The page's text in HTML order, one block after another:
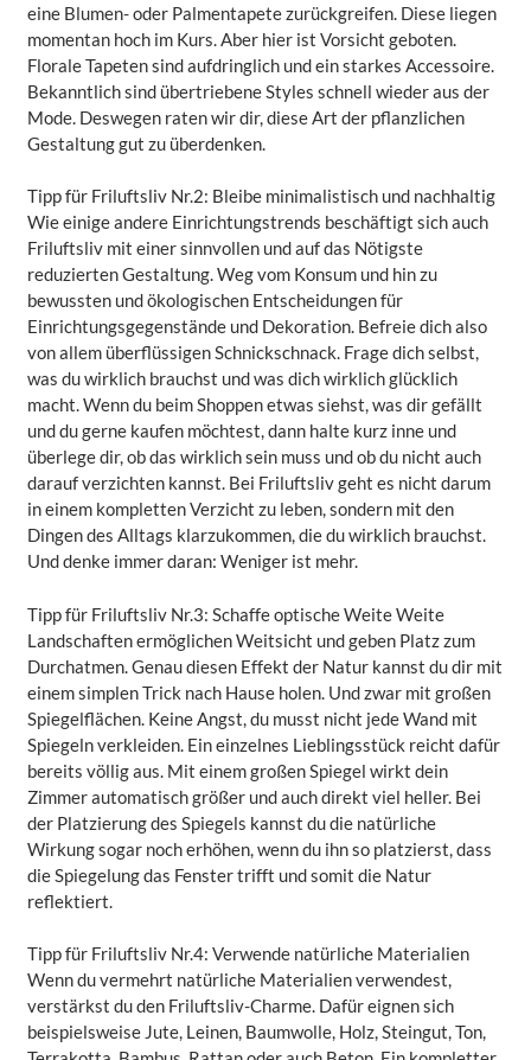
eine Blumen- oder Palmentapete zurückgreifen. Diese liegen
momentan hoch im Kurs. Aber hier ist Vorsicht geboten.
Florale Tapeten sind aufdringlich und ein starkes Accessoire.
Bekanntlich sind übertriebene Styles schnell wieder aus der
Mode. Deswegen raten wir dir, diese Art der pflanzlichen
Gestaltung gut zu überdenken.
Tipp für Friluftsliv Nr.2: Bleibe minimalistisch und nachhaltig
Wie einige andere Einrichtungstrends beschäftigt sich auch
Friluftsliv mit einer sinnvollen und auf das Nötigste
reduzierten Gestaltung. Weg vom Konsum und hin zu
bewussten und ökologischen Entscheidungen für
Einrichtungsgegenstände und Dekoration. Befreie dich also
von allem überflüssigen Schnickschnack. Frage dich selbst,
was du wirklich brauchst und was dich wirklich glücklich
macht. Wenn du beim Shoppen etwas siehst, was dir gefällt
und du gerne kaufen möchtest, dann halte kurz inne und
überlege dir, ob das wirklich sein muss und ob du nicht auch
darauf verzichten kannst. Bei Friluftsliv geht es nicht darum
in einem kompletten Verzicht zu leben, sondern mit den
Dingen des Alltags klarzukommen, die du wirklich brauchst.
Und denke immer daran: Weniger ist mehr.
Tipp für Friluftsliv Nr.3: Schaffe optische Weite Weite
Landschaften ermöglichen Weitsicht und geben Platz zum
Durchatmen. Genau diesen Effekt der Natur kannst du dir mit
einem simplen Trick nach Hause holen. Und zwar mit großen
Spiegelflächen. Keine Angst, du musst nicht jede Wand mit
Spiegeln verkleiden. Ein einzelnes Lieblingsstück reicht dafür
bereits völlig aus. Mit einem großen Spiegel wirkt dein
Zimmer automatisch größer und auch direkt viel heller. Bei
der Platzierung des Spiegels kannst du die natürliche
Wirkung sogar noch erhöhen, wenn du ihn so platzierst, dass
die Spiegelung das Fenster trifft und somit die Natur
reflektiert.
Tipp für Friluftsliv Nr.4: Verwende natürliche Materialien
Wenn du vermehrt natürliche Materialien verwendest,
verstärkst du den Friluftsliv-Charme. Dafür eignen sich
beispielsweise Jute, Leinen, Baumwolle, Holz, Steingut, Ton,